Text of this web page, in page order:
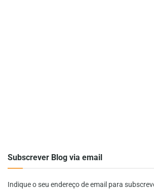
Subscrever Blog via email
Indique o seu endereço de email para